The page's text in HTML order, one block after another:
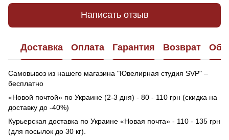
Написать отзыв
Доставка Оплата Гарантия Возврат
Самовывоз из нашего магазина "Ювелирная студия SVP" –
бесплатно
«Новой почтой» по Украине (2-3 дня) - 80 - 110 грн (скидка на
доставку до -40%)
Курьерская доставка по Украине «Новая почта» - 110 - 135 грн
(для посылок до 30 кг).